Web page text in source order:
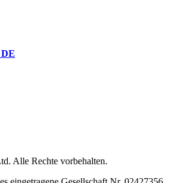
DE
Alle Rechte vorbehalten.